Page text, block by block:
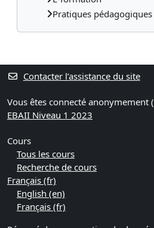
Pratiques pédagogiques
Contacter l’assistance du site
Vous êtes connecté anonymement (
EBAII Niveau 1 2023
Cours
Tous les cours
Recherche de cours
Français ‎(fr)‎
English ‎(en)‎
Français ‎(fr)‎